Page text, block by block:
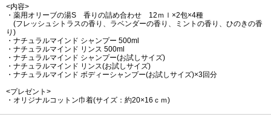
<内容>
・薬用オリーブの湯S 香りの詰め合わせ 12ｍｌ×2包×4種
(フレッシュシトラスの香り、ラベンダーの香り、ミントの香り、ひのきの香
り)
・ナチュラルマインド シャンプー 500ml
・ナチュラルマインド リンス 500ml
・ナチュラルマインド シャンプー(お試しサイズ)
・ナチュラルマインド リンス(お試しサイズ)
・ナチュラルマインド ボディーシャンプー(お試しサイズ)×3回分
<プレゼント>
・オリジナルコットン巾着(サイズ：約20×16ｃｍ)